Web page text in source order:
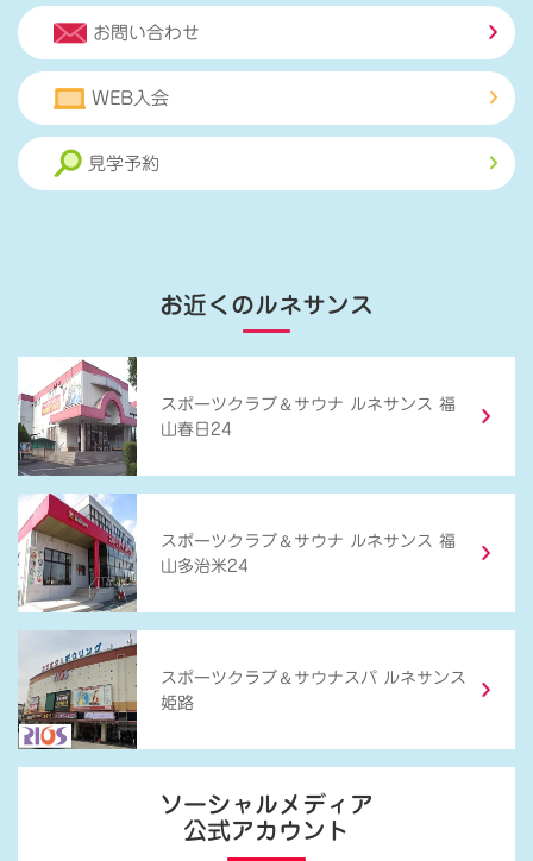
お問い合わせ
WEB入会
見学予約
お近くのルネサンス
スポーツクラブ ＆ サウナ ルネサンス 福
山春日24
スポーツクラブ ＆ サウナ ルネサンス 福
山多治米24
スポーツクラブ ＆ サウナスパ ルネサンス
姫路
ソーシャルメディア
公式アカウント